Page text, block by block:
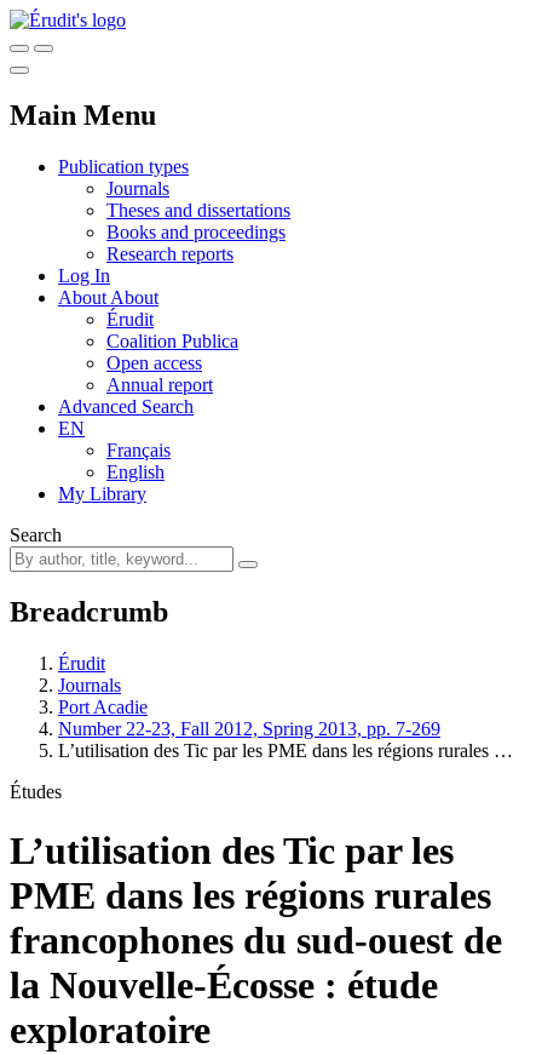
Main Menu
Publication types
Journals
Theses and dissertations
Books and proceedings
Research reports
Log In
About About
Érudit
Coalition Publica
Open access
Annual report
Advanced Search
EN
Français
English
My Library
Search
Breadcrumb
Érudit
Journals
Port Acadie
Number 22-23, Fall 2012, Spring 2013, pp. 7-269
L’utilisation des Tic par les PME dans les régions rurales …
Études
L’utilisation desTic par les
PME dans les régions rurales
francophones du sud-ouest de
la Nouvelle-Écosse : étude
exploratoire